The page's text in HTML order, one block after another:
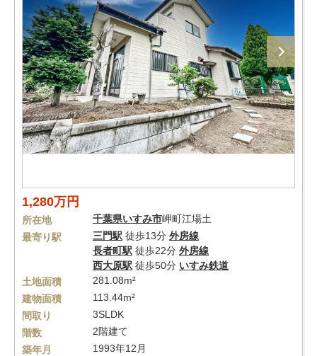
1,280万円
所在地 千葉県いすみ市岬町江場土
最寄り駅
三門駅 徒歩13分 外房線
長者町駅 徒歩22分 外房線
西大原駅 徒歩50分 いすみ鉄道
土地面積
281.08m²
建物面積
113.44m²
間取り
3SLDK
階数
2階建て
築年月
1993年12月